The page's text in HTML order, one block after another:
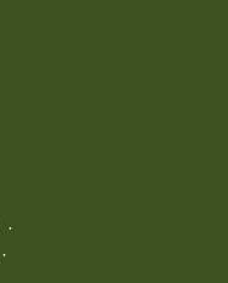
·
·